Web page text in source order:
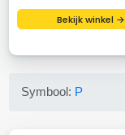
Bekijk winkel →
Symbool: P